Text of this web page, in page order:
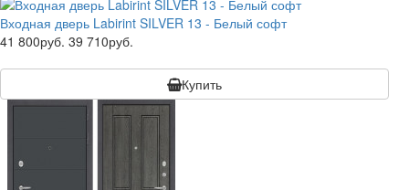
Входная дверь Labirint SILVER 13 - Белый софт
41 800руб. 39 710руб.
Купить